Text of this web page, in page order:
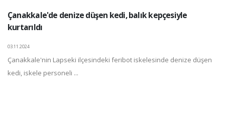
Çanakkale'de denize düşen kedi, balık kepçesiyle
kurtarıldı
03.11.2024
Çanakkale'nin Lapseki ilçesindeki feribot iskelesinde denize düşen
kedi, iskele personeli ...